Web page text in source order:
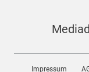
Impressum